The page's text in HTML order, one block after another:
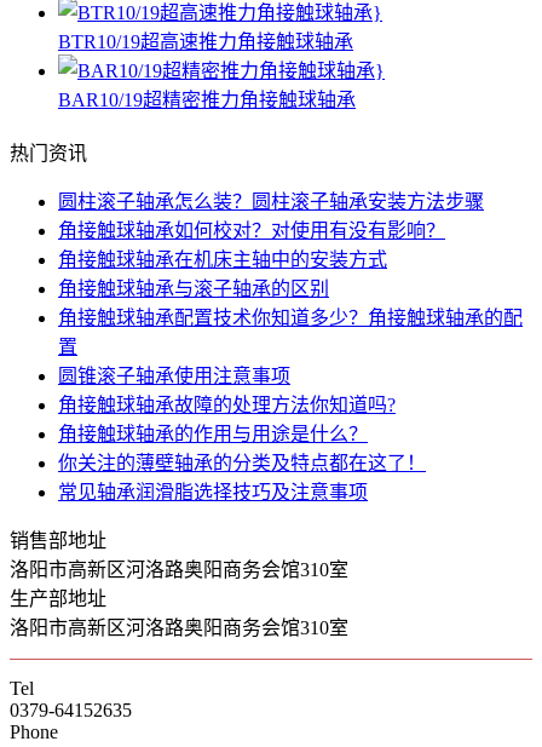
BTR10/19超高速推力角接触球轴承
BAR10/19超精密推力角接触球轴承
热门资讯
圆柱滚子轴承怎么装？圆柱滚子轴承安装方法步骤
角接触球轴承如何校对？对使用有没有影响？
角接触球轴承在机床主轴中的安装方式
角接触球轴承与滚子轴承的区别
角接触球轴承配置技术你知道多少？角接触球轴承的配
置
圆锥滚子轴承使用注意事项
角接触球轴承故障的处理方法你知道吗?
角接触球轴承的作用与用途是什么？
你关注的薄壁轴承的分类及特点都在这了！
常见轴承润滑脂选择技巧及注意事项
销售部地址
洛阳市高新区河洛路奥阳商务会馆310室
生产部地址
洛阳市高新区河洛路奥阳商务会馆310室
Tel
0379-64152635
Phone